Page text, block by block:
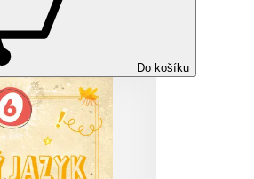
Do košíku